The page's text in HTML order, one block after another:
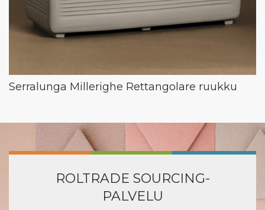
Serralunga Millerighe Rettangolare ruukku
ROLTRADE SOURCING-
PALVELU